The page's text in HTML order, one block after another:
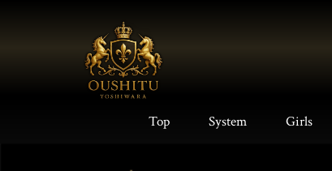
Top System Girls